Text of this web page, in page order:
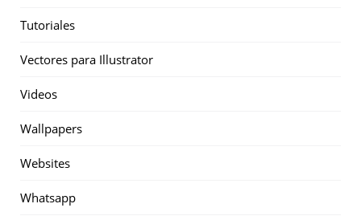
Tutoriales
Vectores para Illustrator
Videos
Wallpapers
Websites
Whatsapp